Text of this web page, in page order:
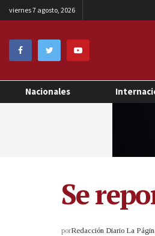
viernes 7 agosto, 2026
Nacionales
Se
porRedacción Diario La